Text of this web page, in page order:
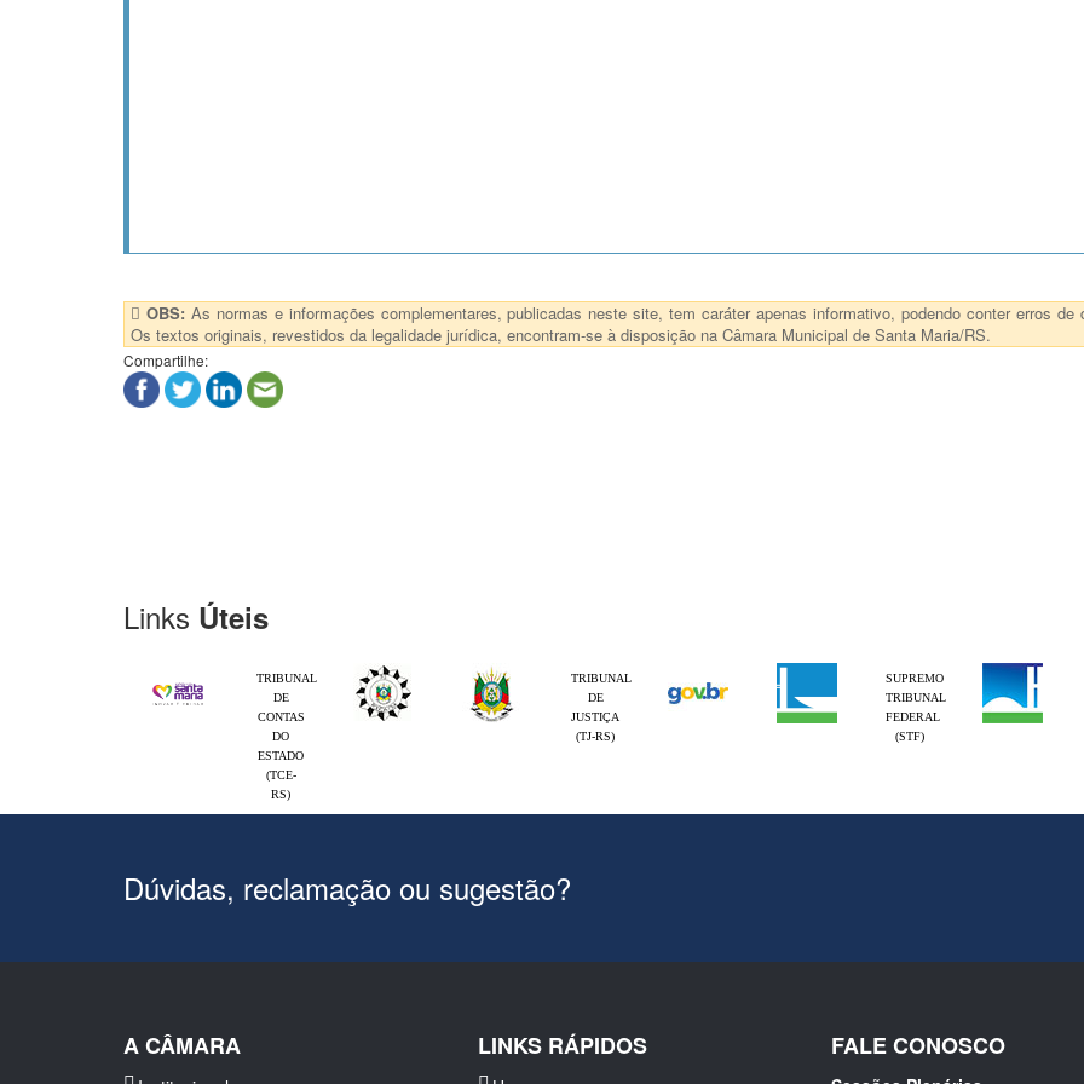
OBS: As normas e informações complementares, publicadas neste site, tem caráter apenas informativo, podendo conter erros de
Os textos originais, revestidos da legalidade jurídica, encontram-se à disposição na Câmara Municipal de Santa Maria/RS.
Compartilhe:
Links Úteis
TRIBUNAL
DE
CONTAS
DO
ESTADO
(TCE-
RS)
TRIBUNAL
DE
JUSTIÇA
(TJ-RS)
SUPREMO
TRIBUNAL
FEDERAL
(STF)
Dúvidas, reclamação ou sugestão?
A CÂMARA LINKS RÁPIDOS FALE CONOSCO